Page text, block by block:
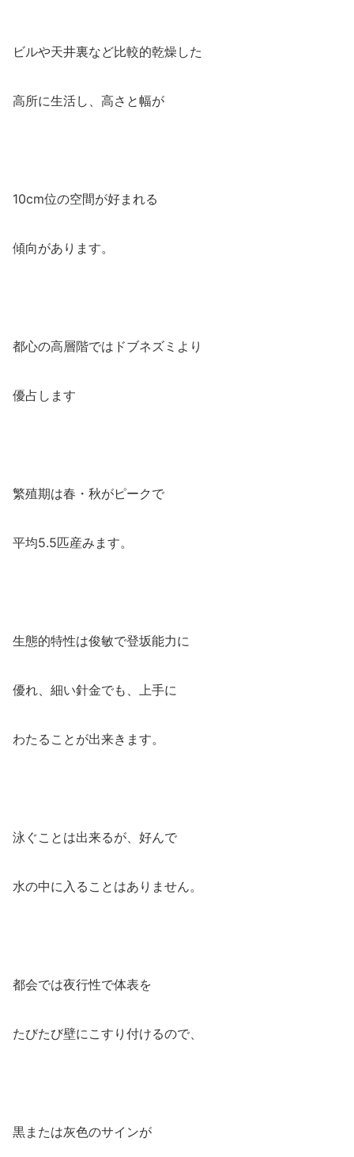
ビルや天井裏など比較的乾燥した
高所に生活し、高さと幅が
10cm位の空間が好まれる
傾向があります。
都心の高層階ではドブネズミより
優占します
繁殖期は春・秋がピークで
平均5.5匹産みます。
生態的特性は俊敏で登坂能力に
優れ、細い針金でも、上手に
わたることが出来きます。
泳ぐことは出来るが、好んで
水の中に入ることはありません。
都会では夜行性で体表を
たびたび壁にこすり付けるので、
黒または灰色のサインが